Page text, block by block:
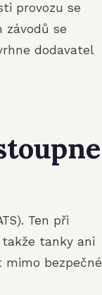
provozu se
závodů se
dodavatel
Ten při
tanky ani
bezpečné